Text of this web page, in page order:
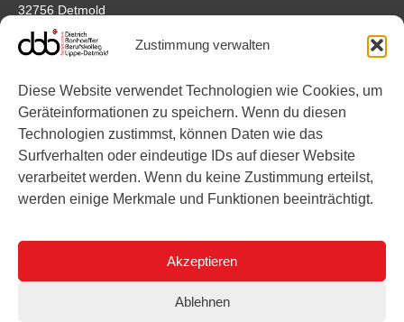
Zustimmung verwalten
Diese Website verwendet Technologien wie Cookies, um
Geräteinformationen zu speichern. Wenn du diesen
Technologien zustimmst, können Daten wie das
Surfverhalten oder eindeutige IDs auf dieser Website
verarbeitet werden. Wenn du keine Zustimmung erteilst,
werden einige Merkmale und Funktionen beeinträchtigt.
Akzeptieren
Ablehnen
32756 Detmold
Google Maps
Bonhoefferstraße 7
Links